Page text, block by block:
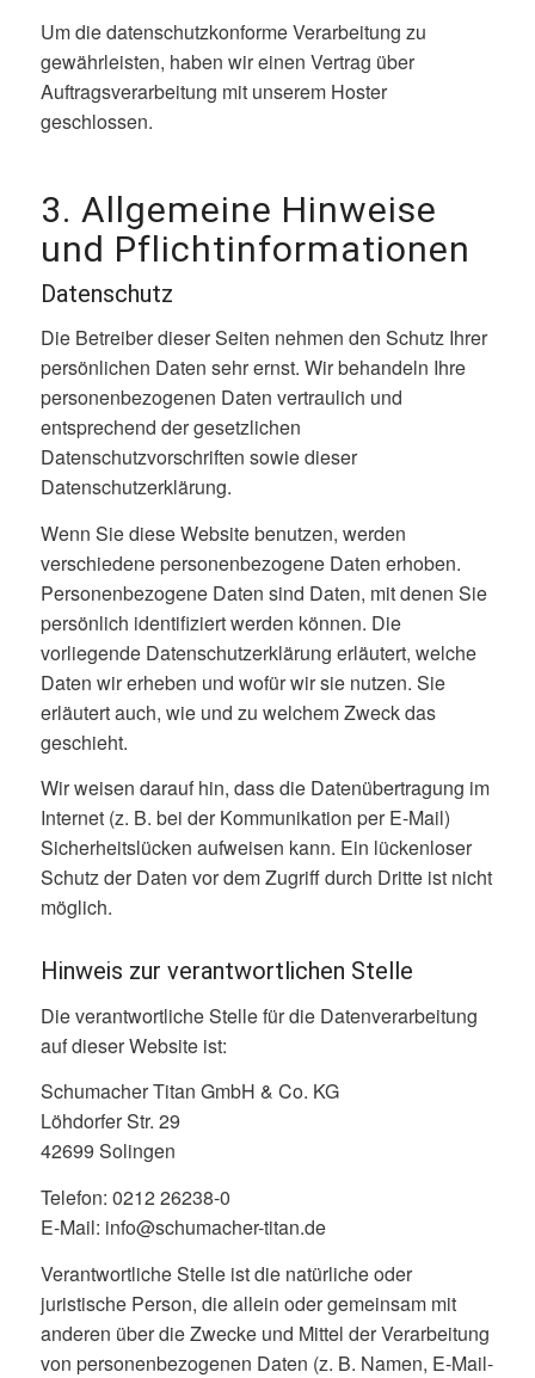
Um die datenschutzkonforme Verarbeitung zu
gewährleisten, haben wir einen Vertrag über
Auftragsverarbeitung mit unserem Hoster
geschlossen.
3. Allgemeine Hinweise
und Pflichtinformationen
Datenschutz
Die Betreiber dieser Seiten nehmen den Schutz Ihrer
persönlichen Daten sehr ernst. Wir behandeln Ihre
personenbezogenen Daten vertraulich und
entsprechend der gesetzlichen
Datenschutzvorschriften sowie dieser
Datenschutzerklärung.
Wenn Sie diese Website benutzen, werden
verschiedene personenbezogene Daten erhoben.
Personenbezogene Daten sind Daten, mit denen Sie
persönlich identifiziert werden können. Die
vorliegende Datenschutzerklärung erläutert, welche
Daten wir erheben und wofür wir sie nutzen. Sie
erläutert auch, wie und zu welchem Zweck das
geschieht.
Wir weisen darauf hin, dass die Datenübertragung im
Internet (z. B. bei der Kommunikation per E-Mail)
Sicherheitslücken aufweisen kann. Ein lückenloser
Schutz der Daten vor dem Zugriff durch Dritte ist nicht
möglich.
Hinweis zur verantwortlichen Stelle
Die verantwortliche Stelle für die Datenverarbeitung
auf dieser Website ist:
Schumacher Titan GmbH & Co. KG
Löhdorfer Str. 29
42699 Solingen
Telefon: 0212 26238-0
E-Mail: info@schumacher-titan.de
Verantwortliche Stelle ist die natürliche oder
juristische Person, die allein oder gemeinsam mit
anderen über die Zwecke und Mittel der Verarbeitung
von personenbezogenen Daten (z. B. Namen, E-Mail-